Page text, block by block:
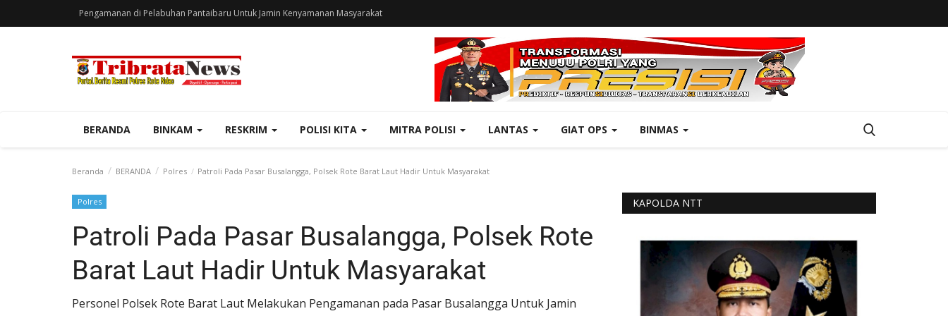
Pengamanan di Pelabuhan Pantaibaru Untuk Jamin Kenyamanan Masyarakat
BERANDA BINKAM RESKRIM POLISI KITA MITRA POLISI LANTAS GIAT OPS BINMAS
Beranda BERANDA Polres Patroli Pada Pasar Busalangga, Polsek Rote Barat Laut Hadir Untuk Masyarakat
Polres
Patroli Pada Pasar Busalangga, Polsek Rote
Barat Laut Hadir Untuk Masyarakat
Personel Polsek Rote Barat Laut Melakukan Pengamanan pada Pasar Busalangga Untuk Jamin
KAPOLDA NTT